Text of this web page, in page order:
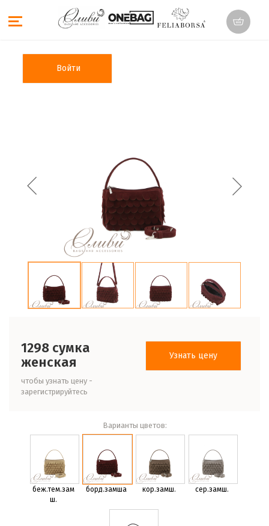
Войти
1298 сумка
женская
чтобы узнать цену -
зарегистрируйтесь
Узнать цену
Варианты цветов:
беж.тем.зам
ш.
борд.замша кор.замш. сер.замш.